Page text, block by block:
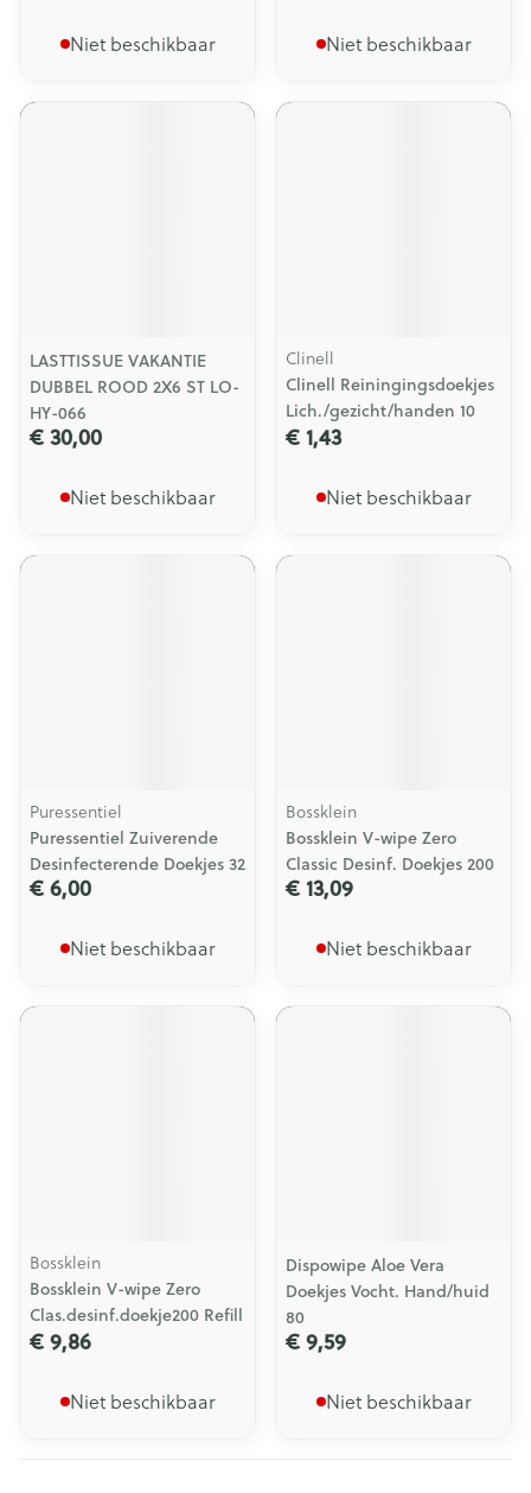
Niet beschikbaar Niet beschikbaar
LASTTISSUE VAKANTIE
DUBBEL ROOD 2X6 ST LO-
HY-066
€ 30,00
Niet beschikbaar
Clinell
Clinell Reiningingsdoekjes
Lich./gezicht/handen 10
€ 1,43
Niet beschikbaar
Puressentiel
Puressentiel Zuiverende
Desinfecterende Doekjes 32
€ 6,00
Niet beschikbaar
Bossklein
Bossklein V-wipe Zero
Classic Desinf. Doekjes 200
€ 13,09
Niet beschikbaar
Bossklein
Bossklein V-wipe Zero
Clas.desinf.doekje200 Refill
€ 9,86
Niet beschikbaar
Dispowipe Aloe Vera
Doekjes Vocht. Hand/huid
80
€ 9,59
Niet beschikbaar